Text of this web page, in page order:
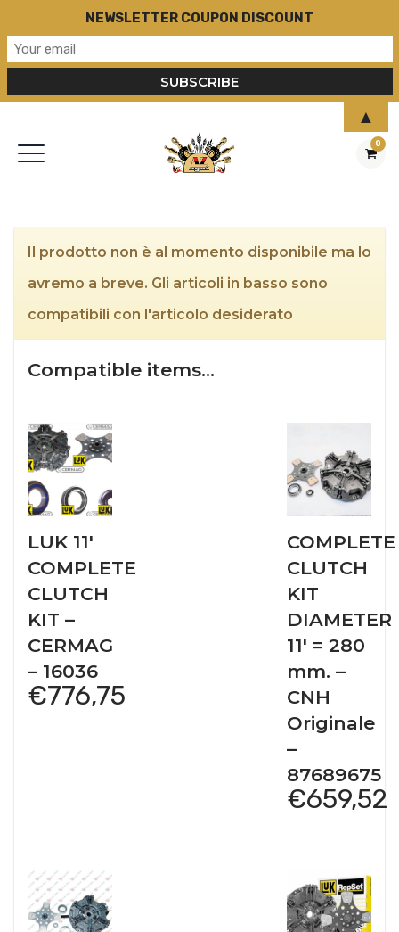
0
Il prodotto non è al momento disponibile ma lo
avremo a breve. Gli articoli in basso sono
compatibili con l'articolo desiderato
Compatible items…
LUK 11′
COMPLETE
CLUTCH
KIT –
CERMAG
– 16036
€776,75
COMPLETE
CLUTCH
KIT
DIAMETER
11′ = 280
mm. –
CNH
Originale
–
87689675
€659,52
NEWSLETTER COUPON DISCOUNT
▲